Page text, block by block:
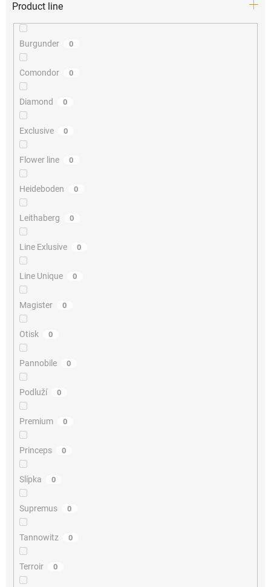
Product line
Burgunder 0
Comondor 0
Diamond 0
Exclusive 0
Flower line 0
Heideboden 0
Leithaberg 0
Line Exlusive 0
Line Unique 0
Magister 0
Otisk 0
Pannobile 0
Podluží 0
Premium 0
Princeps 0
Slípka 0
Supremus 0
Tannowitz 0
Terroir 0